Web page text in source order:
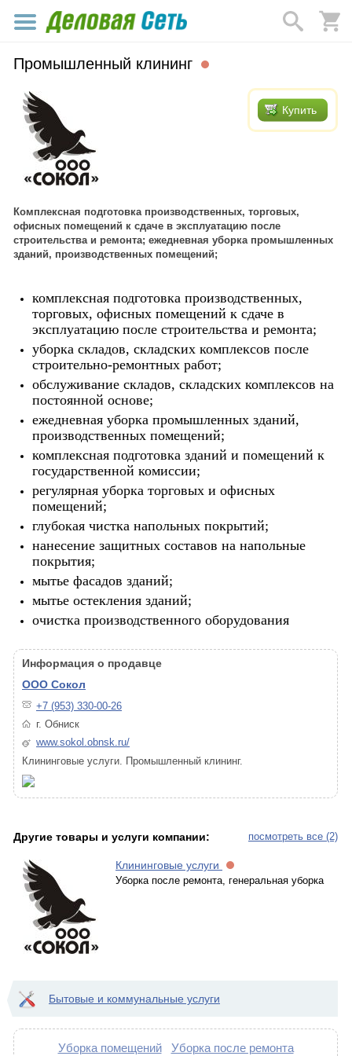
Промышленный клининг
Купить
Комплексная подготовка производственных, торговых,
офисных помещений к сдаче в эксплуатацию после
строительства и ремонта; ежедневная уборка промышленных
зданий, производственных помещений;
комплексная подготовка производственных,
торговых, офисных помещений к сдаче в
эксплуатацию после строительства и ремонта;
уборка складов, складских комплексов после
строительно-ремонтных работ;
обслуживание складов, складских комплексов на
постоянной основе;
ежедневная уборка промышленных зданий,
производственных помещений;
комплексная подготовка зданий и помещений к
государственной комиссии;
регулярная уборка торговых и офисных
помещений;
глубокая чистка напольных покрытий;
нанесение защитных составов на напольные
покрытия;
мытье фасадов зданий;
мытье остекления зданий;
очистка производственного оборудования
Информация о продавце
ООО Сокол
+7 (953) 330-00-26
г. Обниск
www.sokol.obnsk.ru/
Клининговые услуги. Промышленный клининг.
посмотреть все (2)
Другие товары и услуги компании:
Клининговые услуги
Уборка после ремонта, генеральная уборка
Бытовые и коммунальные услуги
Уборка помещений Уборка после ремонта